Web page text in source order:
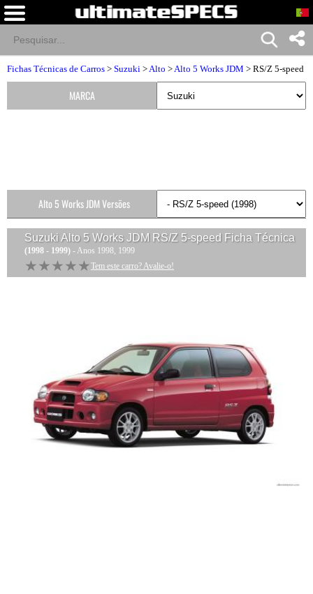
Fichas Técnicas de Carros > Suzuki >Alto >Alto 5 Works JDM > RS/Z 5-speed
Suzuki Alto 5 Works JDM RS/Z 5-speed Ficha Técnica
(1998 - 1999) - Anos 1998, 1999
★★★★★
★★★★★ Tem este carro? Avalie-o!
MARCA
Alto 5 Works JDM Versões